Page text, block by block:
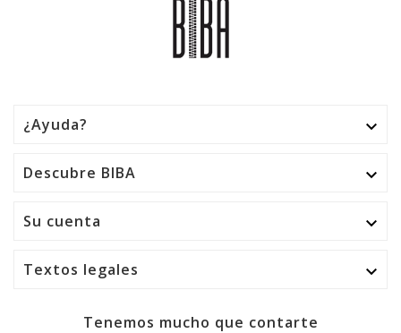
¿Ayuda? 
Descubre BIBA 
Su cuenta 
Textos legales 
Tenemos mucho que contarte